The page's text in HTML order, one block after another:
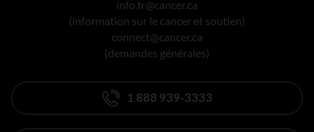
info.fr@cancer.ca
(information sur le cancer et soutien)
connect@cancer.ca
(demandes générales)
1 888 939-3333